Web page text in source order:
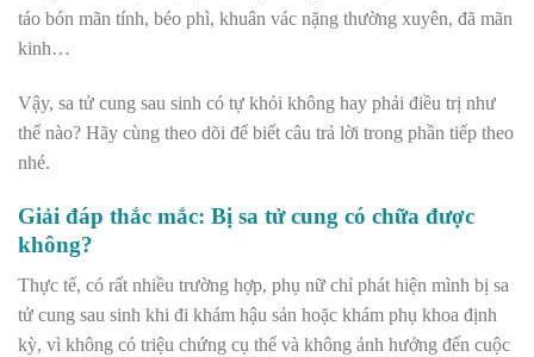
táo bón mãn tính, béo phì, khuân vác nặng thường xuyên, đã mãn
kinh…
Vậy, sa tử cung sau sinh có tự khỏi không hay phải điều trị như
thế nào? Hãy cùng theo dõi để biết câu trả lời trong phần tiếp theo
nhé.
Giải đáp thắc mắc: Bị sa tử cung có chữa được
không?
Thực tế, có rất nhiều trường hợp, phụ nữ chỉ phát hiện mình bị sa
tử cung sau sinh khi đi khám hậu sản hoặc khám phụ khoa định
kỳ, vì không có triệu chứng cụ thể và không ảnh hưởng đến cuộc